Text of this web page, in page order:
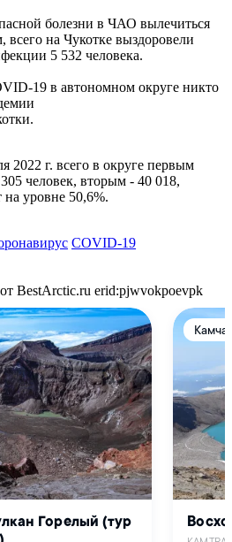
болезни в ЧАО вылечиться
всего на Чукотке выздоровели
5 532 человека.
19 в автономном округе никто
2022 г. всего в округе первым
человек, вторым - 40 018,
уровне 50,6%.
COVID-19
BestArctic.ru erid:pjwvokpoevpk